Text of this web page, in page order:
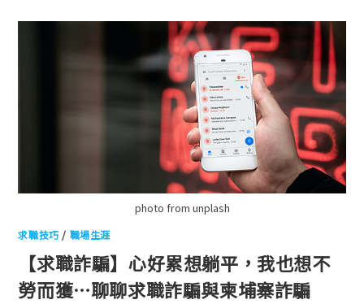
photo from unplash
求職技巧 / 職場生涯
【求職詐騙】心好累想躺平，我也想不
勞而獲…聊聊求職詐騙與柬埔寨詐騙